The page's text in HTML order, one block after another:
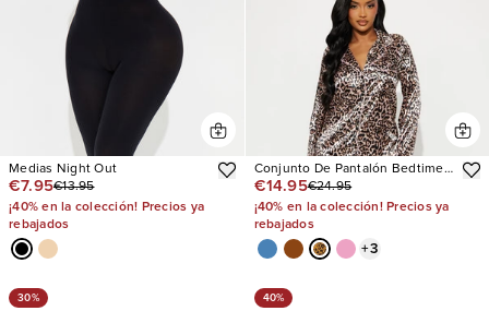
Medias Night Out
€7.95€13.95
¡40% en la colección! Precios ya
rebajados
Conjunto De Pantalón Bedtime
Stretch Satin Long Sleeve PJ
€14.95€24.95
¡40% en la colección! Precios ya
rebajados
+3
30% 40%